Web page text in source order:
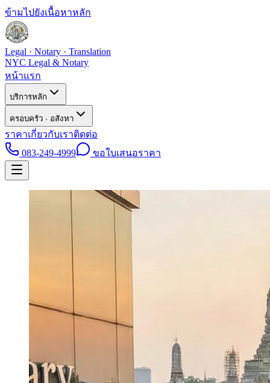
ข้ามไปยังเนื้อหาหลัก
Legal · Notary · Translation
NYC Legal & Notary
หน้าแรก
บริการหลัก
ครอบครัว · อสังหา
ราคาเกี่ยวกับเราติดต่อ
083-249-4999
ขอใบเสนอราคา